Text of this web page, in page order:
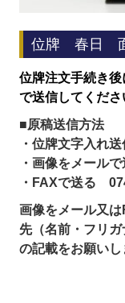
位牌 春日
位牌注文手続き
で送信してくださ
■原稿送信方法
・位牌文字入れ
・画像をメール
・FAXで送る
画像をメール又は
先（名前・フリガ
の記載をお願いし